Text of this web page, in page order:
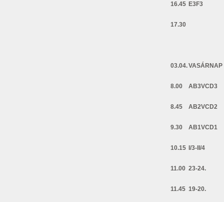
16.45 E3F3
17.30
03.04.VASÁRNAP
8.00 AB3VCD3
8.45 AB2VCD2
9.30 AB1VCD1
10.15 I/3-II/4
11.00 23-24.
11.45 19-20.